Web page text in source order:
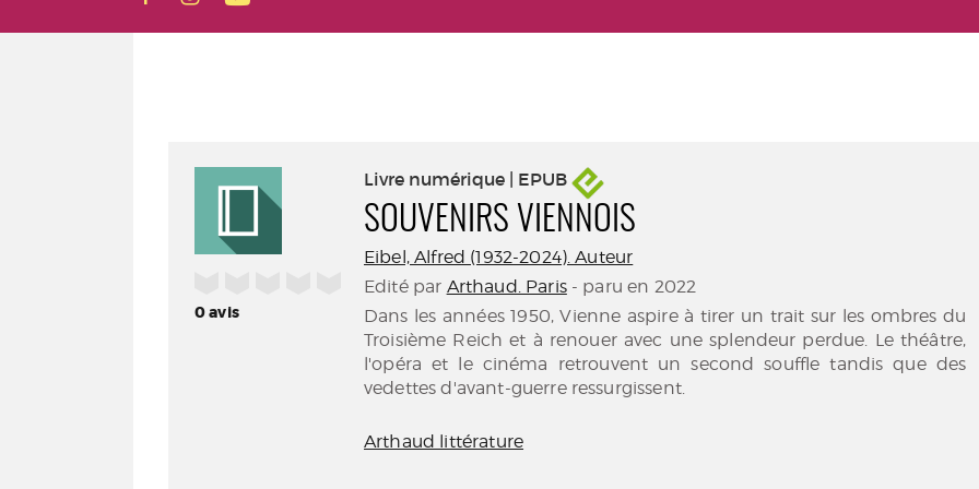
0avis
Livre numérique | EPUB
SOUVENIRS VIENNOIS
Eibel, Alfred (1932-2024). Auteur
Edité par Arthaud. Paris- paru en 2022
Dans les années 1950, Vienne aspire à tirer un trait sur les ombres du
Troisième Reich et à renouer avec une splendeur perdue. Le théâtre,
l'opéra et le cinéma retrouvent un second souffle tandis que des
vedettes d'avant-guerre ressurgissent.
Arthaud littérature